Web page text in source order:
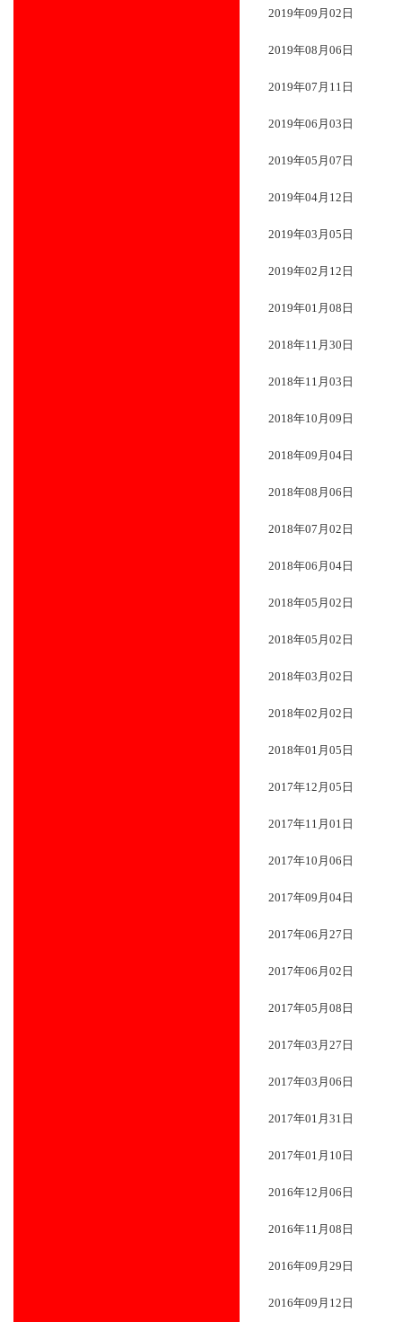
2019年09月02日
2019年08月06日
2019年07月11日
2019年06月03日
2019年05月07日
2019年04月12日
2019年03月05日
2019年02月12日
2019年01月08日
2018年11月30日
2018年11月03日
2018年10月09日
2018年09月04日
2018年08月06日
2018年07月02日
2018年06月04日
2018年05月02日
2018年05月02日
2018年03月02日
2018年02月02日
2018年01月05日
2017年12月05日
2017年11月01日
2017年10月06日
2017年09月04日
2017年06月27日
2017年06月02日
2017年05月08日
2017年03月27日
2017年03月06日
2017年01月31日
2017年01月10日
2016年12月06日
2016年11月08日
2016年09月29日
2016年09月12日